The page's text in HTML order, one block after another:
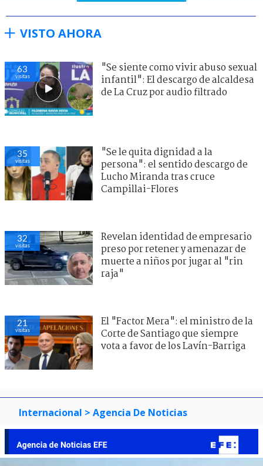
VISTO AHORA
63
visitas
"Se siente como vivir abuso sexual
infantil": El descargo de alcaldesa
de La Cruz por audio filtrado
35
visitas
"Se le quita dignidad a la
persona": el sentido descargo de
Lucho Miranda tras cruce
Campillai-Flores
32
visitas
Revelan identidad de empresario
preso por retener y amenazar de
muerte a niños por jugar al "rin
raja"
21
visitas
El "Factor Mera": el ministro de la
Corte de Santiago que siempre
vota a favor de los Lavín-Barriga
Internacional > Agencia De Noticias